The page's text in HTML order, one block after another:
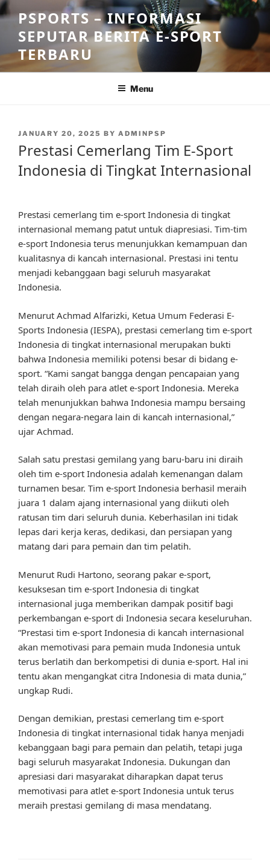
Skip
to
content
PSPORTS – INFORMASI
SEPUTAR BERITA E-SPORT
TERBARU
Menu
POSTED
JANUARY 20, 2025 BY ADMINPSP
Prestasi Cemerlang Tim E-Sport
Indonesia di Tingkat Internasional
Prestasi cemerlang tim e-sport Indonesia di tingkat
internasional memang patut untuk diapresiasi. Tim-tim
e-sport Indonesia terus menunjukkan kemampuan dan
kualitasnya di kancah internasional. Prestasi ini tentu
menjadi kebanggaan bagi seluruh masyarakat
Indonesia.
Menurut Achmad Alfarizki, Ketua Umum Federasi E-
Sports Indonesia (IESPA), prestasi cemerlang tim e-sport
Indonesia di tingkat internasional merupakan bukti
bahwa Indonesia memiliki potensi besar di bidang e-
sport. “Kami sangat bangga dengan pencapaian yang
telah diraih oleh para atlet e-sport Indonesia. Mereka
telah menunjukkan bahwa Indonesia mampu bersaing
dengan negara-negara lain di kancah internasional,”
ujar Achmad.
Salah satu prestasi gemilang yang baru-baru ini diraih
oleh tim e-sport Indonesia adalah kemenangan dalam
turnamen besar. Tim e-sport Indonesia berhasil meraih
juara 1 dalam ajang internasional yang diikuti oleh
ratusan tim dari seluruh dunia. Keberhasilan ini tidak
lepas dari kerja keras, dedikasi, dan persiapan yang
matang dari para pemain dan tim pelatih.
Menurut Rudi Hartono, seorang pakar e-sport,
kesuksesan tim e-sport Indonesia di tingkat
internasional juga memberikan dampak positif bagi
perkembangan e-sport di Indonesia secara keseluruhan.
“Prestasi tim e-sport Indonesia di kancah internasional
akan memotivasi para pemain muda Indonesia untuk
terus berlatih dan berkompetisi di dunia e-sport. Hal ini
tentu akan mengangkat citra Indonesia di mata dunia,”
ungkap Rudi.
Dengan demikian, prestasi cemerlang tim e-sport
Indonesia di tingkat internasional tidak hanya menjadi
kebanggaan bagi para pemain dan pelatih, tetapi juga
bagi seluruh masyarakat Indonesia. Dukungan dan
apresiasi dari masyarakat diharapkan dapat terus
memotivasi para atlet e-sport Indonesia untuk terus
meraih prestasi gemilang di masa mendatang.